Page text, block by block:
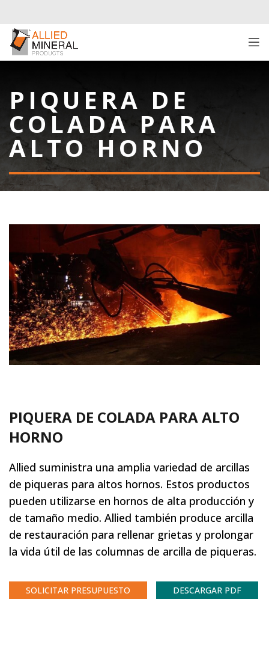
PIQUERA DE
COLADA PARA
ALTO HORNO
PIQUERA DE COLADA PARA ALTO
HORNO
Allied suministra una amplia variedad de arcillas
de piqueras para altos hornos. Estos productos
pueden utilizarse en hornos de alta producción y
de tamaño medio. Allied también produce arcilla
de restauración para rellenar grietas y prolongar
la vida útil de las columnas de arcilla de piqueras.
SOLICITAR PRESUPUESTO DESCARGAR PDF